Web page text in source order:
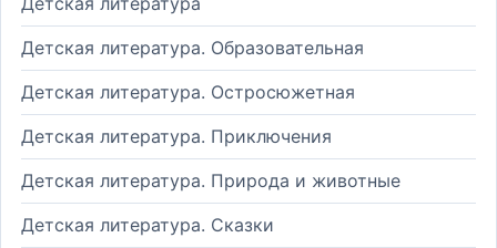
Детская литература. Образовательная
Детская литература. Остросюжетная
Детская литература. Приключения
Детская литература. Природа и животные
Детская литература. Сказки